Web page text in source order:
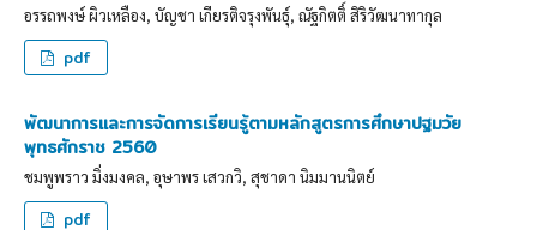
อรรถพงษ์ ผิวเหลือง, บัญชา เกียรติจรุงพันธุ์, ณัฐกิตติ์ สิริวัฒนาทากุล
pdf
พัฒนาการและการจัดการเรียนรู้ตามหลักสูตรการศึกษาปฐมวัย
พุทธศักราช 2560
ชมพูพราว มิ่งมงคล, อุษาพร เสวกวิ, สุชาดา นิมมานนิตย์
pdf